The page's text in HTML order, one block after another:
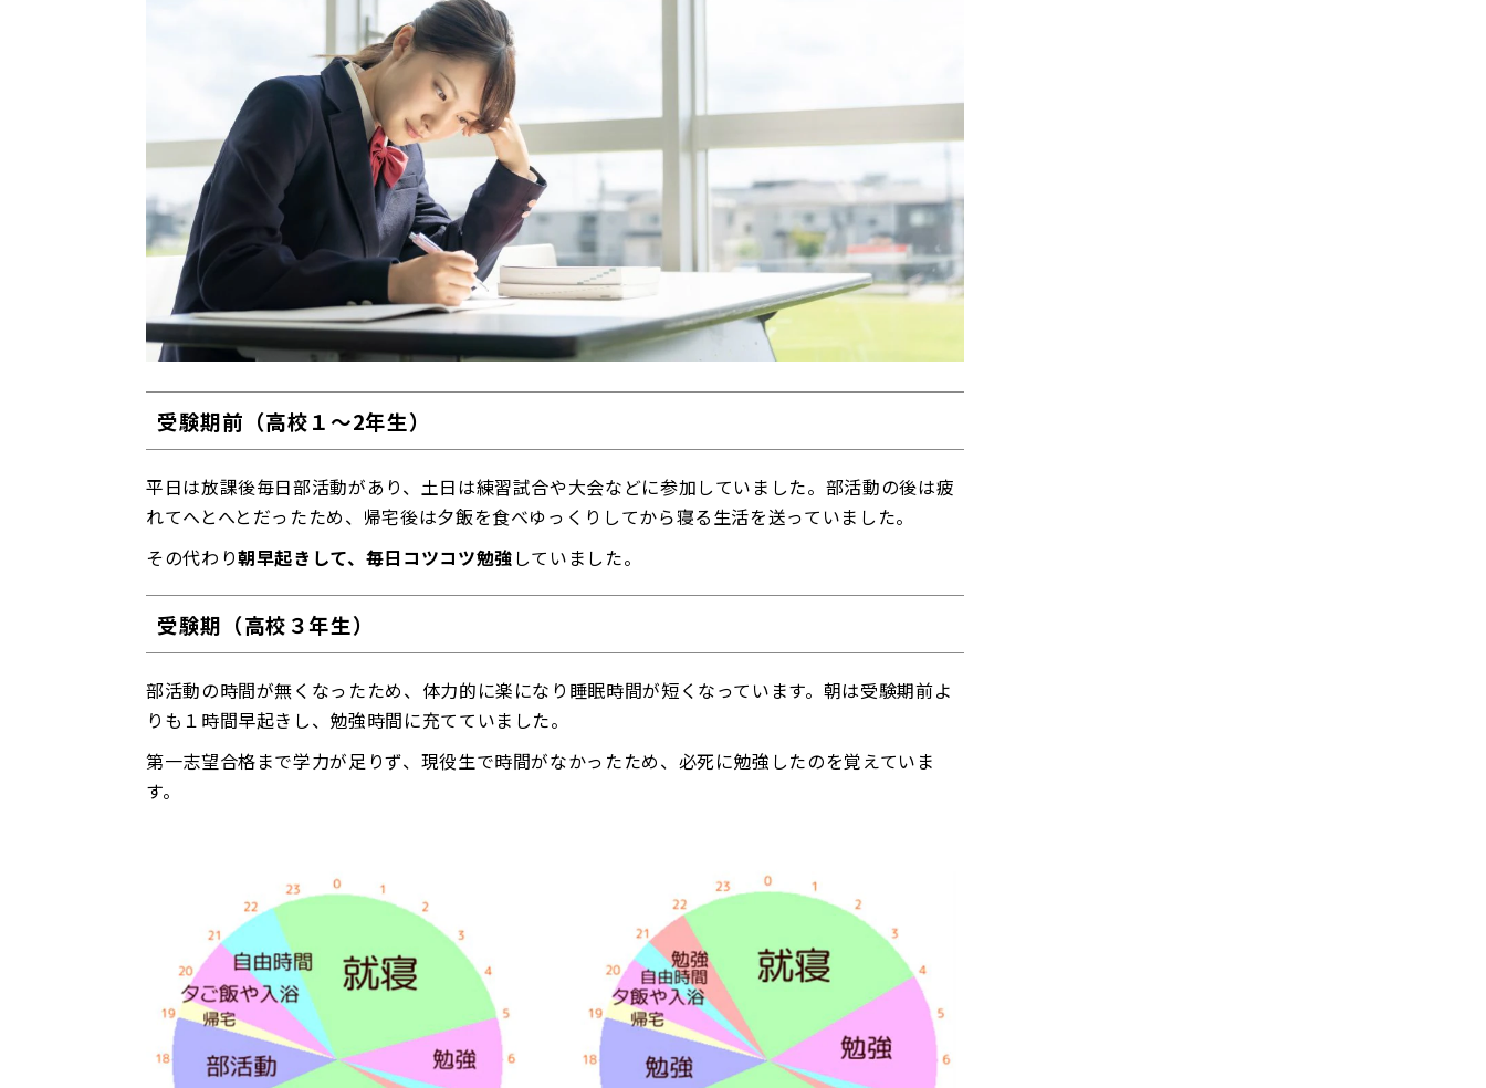
受験期前（高校１～2年生）
平日は放課後毎日部活動があり、土日は練習試合や大会などに参加していました。部活動の後は疲
れてへとへとだったため、帰宅後は夕飯を食べゆっくりしてから寝る生活を送っていました。
その代わり朝早起きして、毎日コツコツ勉強していました。
受験期（高校３年生）
部活動の時間が無くなったため、体力的に楽になり睡眠時間が短くなっています。朝は受験期前よ
りも１時間早起きし、勉強時間に充てていました。
第一志望合格まで学力が足りず、現役生で時間がなかったため、必死に勉強したのを覚えていま
す。